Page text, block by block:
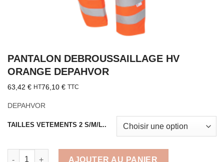
PANTALON DEBROUSSAILLAGE HV
ORANGE DEPAHVOR
63,42 € HT76,10 € TTC
DEPAHVOR
TAILLES VETEMENTS 2 S/M/L..
quantité de PANTALON DEBROUSSAILLAGE HV ORANGE
AJOUTER AU PANIER